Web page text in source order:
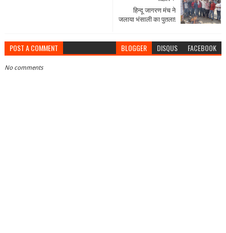
हिन्दू जागरण मंच ने
जलाया भंसाली का पुतला!
POST A COMMENT BLOGGER DISQUS FACEBOOK
No comments